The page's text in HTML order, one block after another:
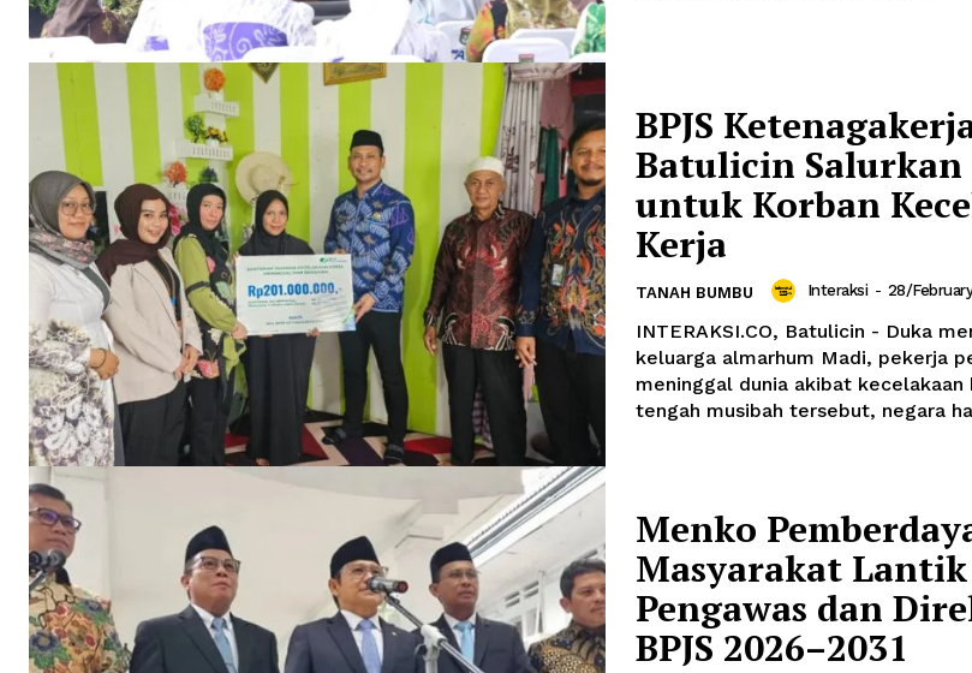
BPJS
Batulicin Salurkan
untuk Korban
Kerja
TANAH BUMBU Interaksi - 28/
INTERAKSI.CO, Batulicin - Duka
keluarga almarhum Madi, pekerja
meninggal dunia akibat kecelakaan kerja.
tengah musibah tersebut, negara
Menko
Masyarakat Lantik
Pengawas dan
BPJS 2026–2031